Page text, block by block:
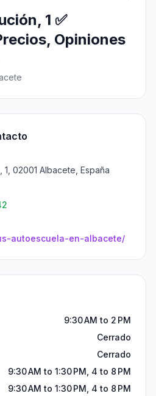
1 ✅
Opiniones
1, 02001 Albacete, España
autoescuela-en-albacete/
9:30 AM to 2 PM
Cerrado
Cerrado
9:30 AM to 1:30 PM, 4 to 8 PM
9:30 AM to 1:30 PM, 4 to 8 PM